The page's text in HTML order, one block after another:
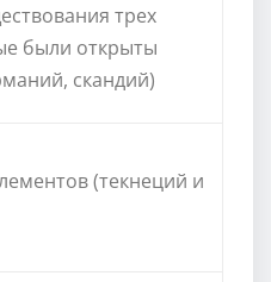
трех
были открыты
скандий)
(текнеций и